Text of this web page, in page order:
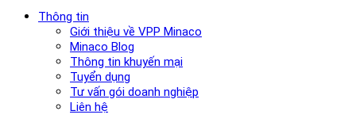
Thông tin
Giới thiệu về VPP Minaco
Minaco Blog
Thông tin khuyến mại
Tuyển dụng
Tư vấn gói doanh nghiệp
Liên hệ